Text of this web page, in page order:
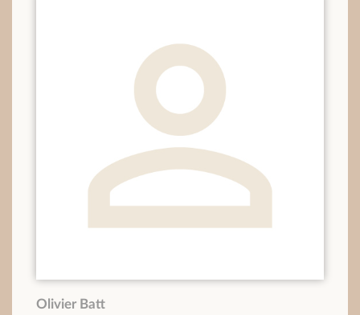
Olivier Batt